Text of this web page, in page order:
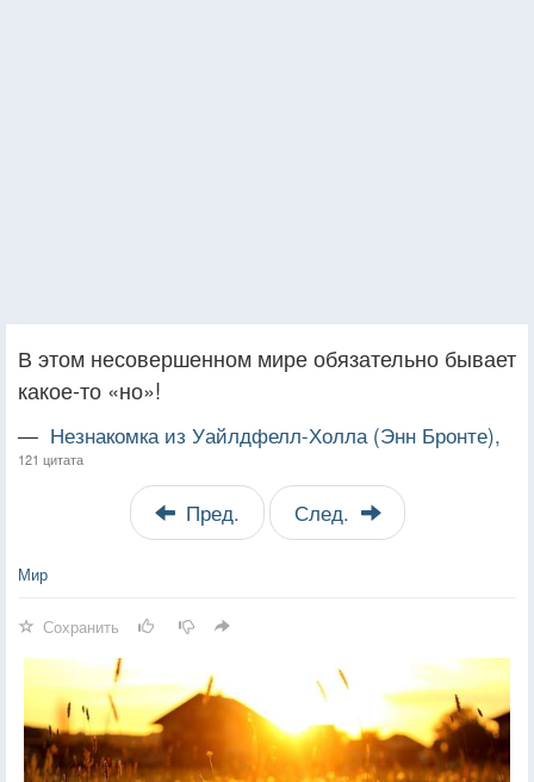
В этом несовершенном мире обязательно бывает
какое-то «но»!
— Незнакомка из Уайлдфелл-Холла (Энн Бронте),
121 цитата
Пред. След.
Мир
Сохранить